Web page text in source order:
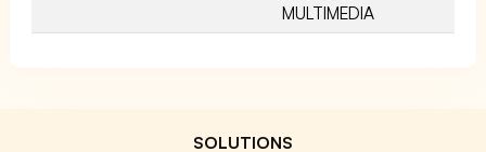
MULTIMEDIA
SOLUTIONS